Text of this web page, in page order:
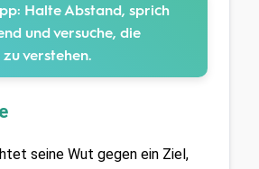
Halte Abstand, sprich
und versuche, die
verstehen.
seine Wut gegen ein Ziel,